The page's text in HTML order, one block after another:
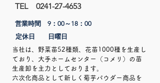
TEL0241-27-4653
営業時間 9：00～18：00​
定休日 日曜日
当社は、野菜苗52種類、花苗1000種を生産し
ており、大手ホームセンター（コメリ）の苗
生産卸を主力としております。
六次化商品として新しく菊芋パウダー商品を